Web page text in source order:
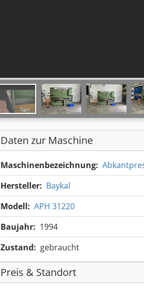
Daten zur Maschine
Maschinenbezeichnung:
Hersteller: Baykal
Modell: APH 31220
Baujahr: 1994
Zustand: gebraucht
Preis & Standort